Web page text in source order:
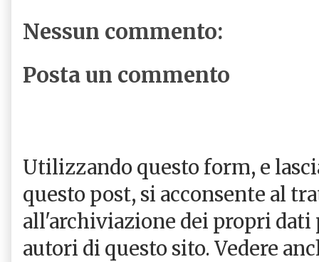
Nessun commento:
Posta un commento
Utilizzando questo form, e
questo post, si acconsente al
all'archiviazione dei propri dati
autori di questo sito. Vedere